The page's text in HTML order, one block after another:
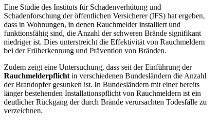
Eine Studie des Instituts für Schadenverhütung und
Schadenforschung der öffentlichen Versicherer (IFS) hat ergeben,
dass in Wohnungen, in denen Rauchmelder installiert und
funktionsfähig sind, die Anzahl der schweren Brände signifikant
niedriger ist. Dies unterstreicht die Effektivität von Rauchmeldern
bei der Früherkennung und Prävention von Bränden.
Zudem zeigt eine Untersuchung, dass seit der Einführung der
Rauchmelderpflicht in verschiedenen Bundesländern die Anzahl
der Brandopfer gesunken ist. In Bundesländern mit einer bereits
länger bestehenden Installationspflicht von Rauchmeldern ist ein
deutlicher Rückgang der durch Brände verursachten Todesfälle zu
verzeichnen.